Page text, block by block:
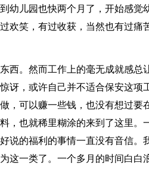
幼儿园也快两个月了，开始感觉
欢笑，有过收获，当然也有过痛
西。然而工作上的毫无成就感总
讶，或许自己并不适合保安这项
，可以赚一些钱，也没有想过要
，也就稀里糊涂的来到了这里。
说的福利的事情一直没有音信。
这一类了。一个多月的时间白白